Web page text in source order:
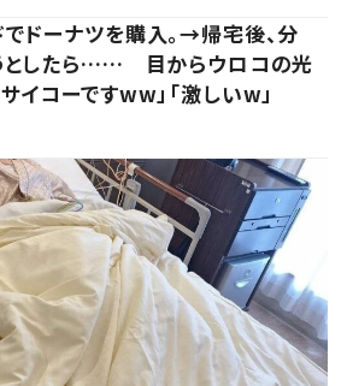
でドーナツを購入。→帰宅後、分
としたら…… 目からウロコの光
イコーですww」「激しいw」